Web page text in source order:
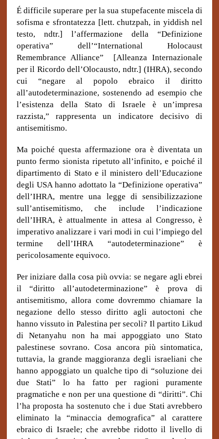
É difficile superare per la sua stupefacente miscela di
sofisma e sfrontatezza [lett. chutzpah, in yiddish nel
testo, ndtr.] l’affermazione della “Definizione
operativa” dell’“International Holocaust
Remembrance Alliance” [Alleanza Internazionale
per il Ricordo dell’Olocausto, ndtr.] (IHRA), secondo
cui “negare al popolo ebraico il diritto
all’autodeterminazione, sostenendo ad esempio che
l’esistenza della Stato di Israele è un’impresa
razzista,” rappresenta un indicatore decisivo di
antisemitismo.
Ma poiché questa affermazione ora è diventata un
punto fermo sionista ripetuto all’infinito, e poiché il
dipartimento di Stato e il ministero dell’Educazione
degli USA hanno adottato la “Definizione operativa”
dell’IHRA, mentre una legge di sensibilizzazione
sull’antisemitismo, che include l’indicazione
dell’IHRA, è attualmente in attesa al Congresso, è
imperativo analizzare i vari modi in cui l’impiego del
termine dell’IHRA “autodeterminazione” è
pericolosamente equivoco.
Per iniziare dalla cosa più ovvia: se negare agli ebrei
il “diritto all’autodeterminazione” è prova di
antisemitismo, allora come dovremmo chiamare la
negazione dello stesso diritto agli autoctoni che
hanno vissuto in Palestina per secoli? Il partito Likud
di Netanyahu non ha mai appoggiato uno Stato
palestinese sovrano. Cosa ancora più sintomatica,
tuttavia, la grande maggioranza degli israeliani che
hanno appoggiato un qualche tipo di “soluzione dei
due Stati” lo ha fatto per ragioni puramente
pragmatiche e non per una questione di “diritti”. Chi
l’ha proposta ha sostenuto che i due Stati avrebbero
eliminato la “minaccia demografica” al carattere
ebraico di Israele; che avrebbe ridotto il livello di